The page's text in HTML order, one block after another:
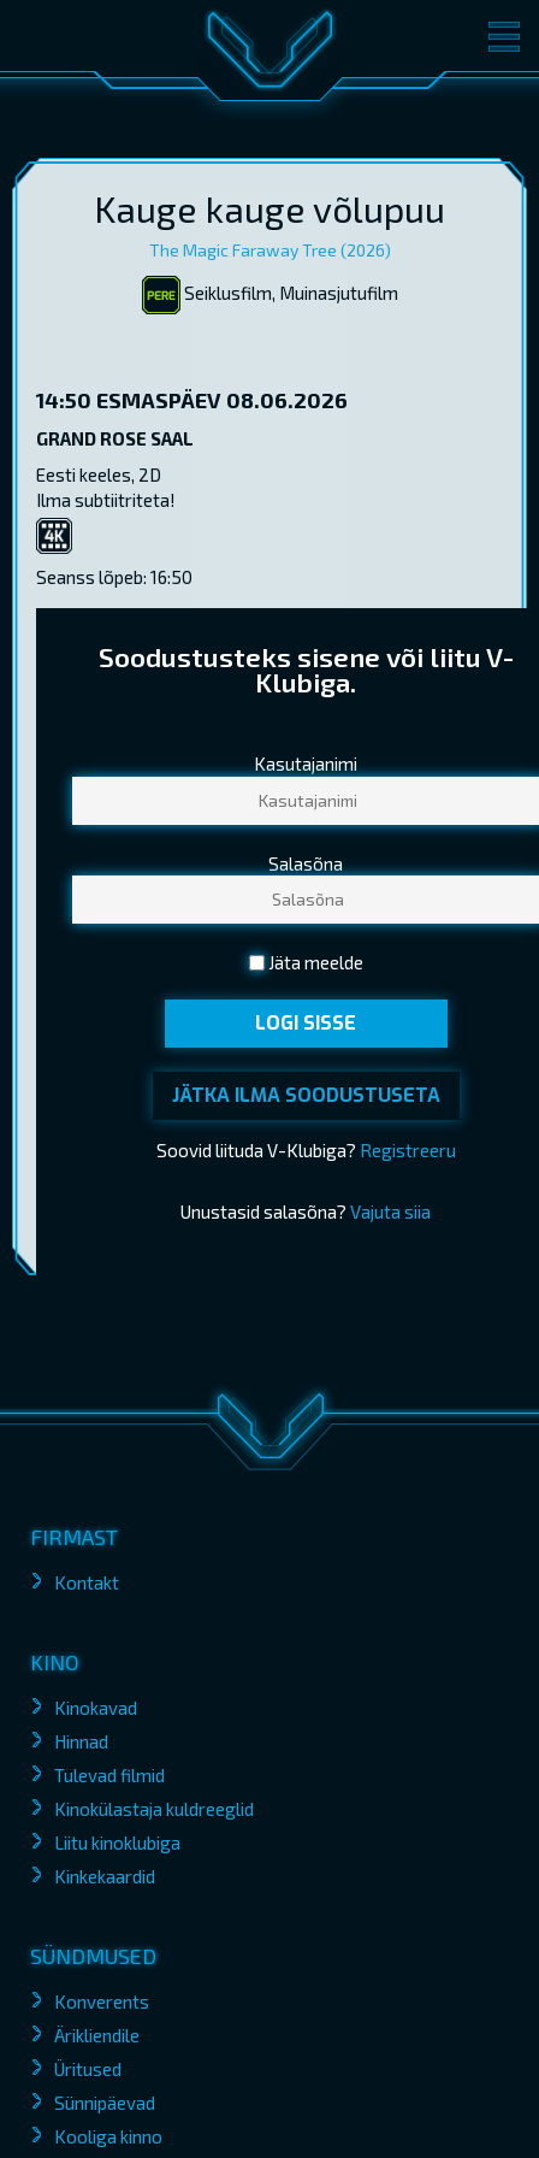
FILMID PILETID
KONVERENTS V-KLUBI
KINKEKAARDID
Kauge kauge võlupuu
The Magic Faraway Tree (2026)
Seiklusfilm, Muinasjutufilm
14:50 ESMASPÄEV 08.06.2026
GRAND ROSE SAAL
Eesti keeles, 2D
Ilma subtiitriteta!
4K
Seanss lõpeb: 16:50
Soodustusteks sisene või liitu V-
Klubiga.
Kasutajanimi
Salasõna
Jäta meelde
LOGI SISSE
JÄTKA ILMA SOODUSTUSETA
Soovid liituda V-Klubiga? Registreeru
Unustasid salasõna? Vajuta siia
PILETIHINNAD
Tavapilet 8,20 €
Lapsepilet 5,60 €
(Kehtib EV pensionitunnistuse esitamisel)
Piletimüük lõppes 08.06.2026 14:50 OSTA PILETID
FIRMAST
Kontakt
KINO
Kinokavad
Hinnad
Tulevad filmid
Kinokülastaja kuldreeglid
Liitu kinoklubiga
Kinkekaardid
SÜNDMUSED
Konverents
Ärikliendile
Üritused
Sünnipäevad
Kooliga kinno